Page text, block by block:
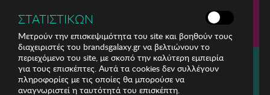
Για τηλεφωνικές παραγγελίες καλέστε
211 18 94 400
(Δευτέρα έως Παρασκευή 9:30 - 14:30 & 24ώρες Φωνητική Πύλη)
ΣΤΑΤΙΣΤΙΚΩΝ
Μετρούν την επισκεψιμότητα του site και βοηθούν τους
διαχειριστές του brandsgalaxy.gr να βελτιώνουν το
περιεχόμενο του site, με σκοπό την καλύτερη εμπειρία
για τους επισκέπτες. Αυτά τα cookies δεν συλλέγουν
πληροφορίες με τις οποίες θα μπορούσε να
αναγνωριστεί η ταυτότητά του επισκέπτη.